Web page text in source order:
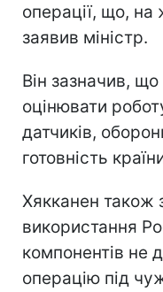
операції, що,
заявив міністр.
Він зазначив,
оцінювати
датчиків,
готовність
Хякканен також
використання
компонентів не
операцію під